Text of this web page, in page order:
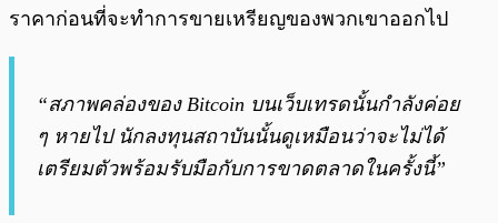
ราคาก่อนที่จะทำการขายเหรียญของพวกเขาออกไป
“สภาพคล่องของ Bitcoin บนเว็บเทรดนั้นกำลังค่อย
ๆ หายไป นักลงทุนสถาบันนั้นดูเหมือนว่าจะไม่ได้
เตรียมตัวพร้อมรับมือกับการขาดตลาดในครั้งนี้”